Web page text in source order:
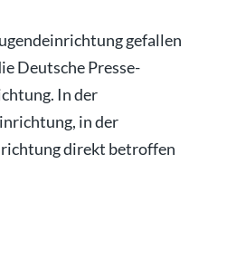
gefallen
Deutsche Presse-
In der
in der
direkt betroffen